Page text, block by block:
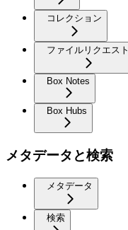
コレクション
ファイルリクエスト
Box Notes
Box Hubs
メタデータと検索
メタデータ
検索